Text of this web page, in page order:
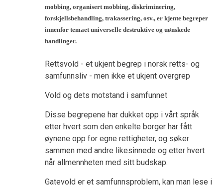
mobbing, organisert mobbing, diskriminering,
forskjellsbehandling, trakassering, osv., er kjente begreper
innenfor temaet universelle destruktive og uønskede
handlinger.
Rettsvold - et ukjent begrep i norsk retts- og
samfunnsliv - men ikke et ukjent overgrep
Vold og dets motstand i samfunnet
Disse begrepene har dukket opp i vårt språk
etter hvert som den enkelte borger har fått
øynene opp for egne rettigheter, og søker
sammen med andre likesinnede og etter hvert
når allmennheten med sitt budskap.
Gatevold er et samfunnsproblem, kan man lese i